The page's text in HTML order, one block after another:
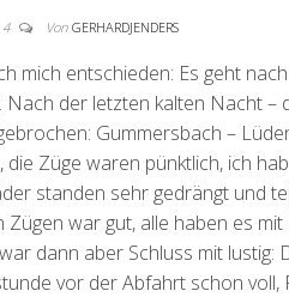
4 Von GERHARDJENDERS
mich entschieden: Es geht
der letzten kalten Nacht –
Gummersbach –
Züge waren pünktlich, ich
standen sehr gedrängt und
war gut, alle haben es
dann aber Schluss mit lustig:
vor der Abfahrt schon